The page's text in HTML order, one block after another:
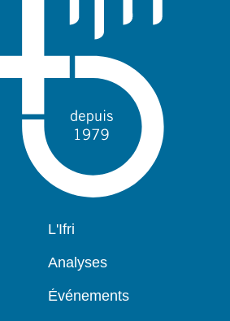
Navigation
L'Ifri
Analyses
Événements